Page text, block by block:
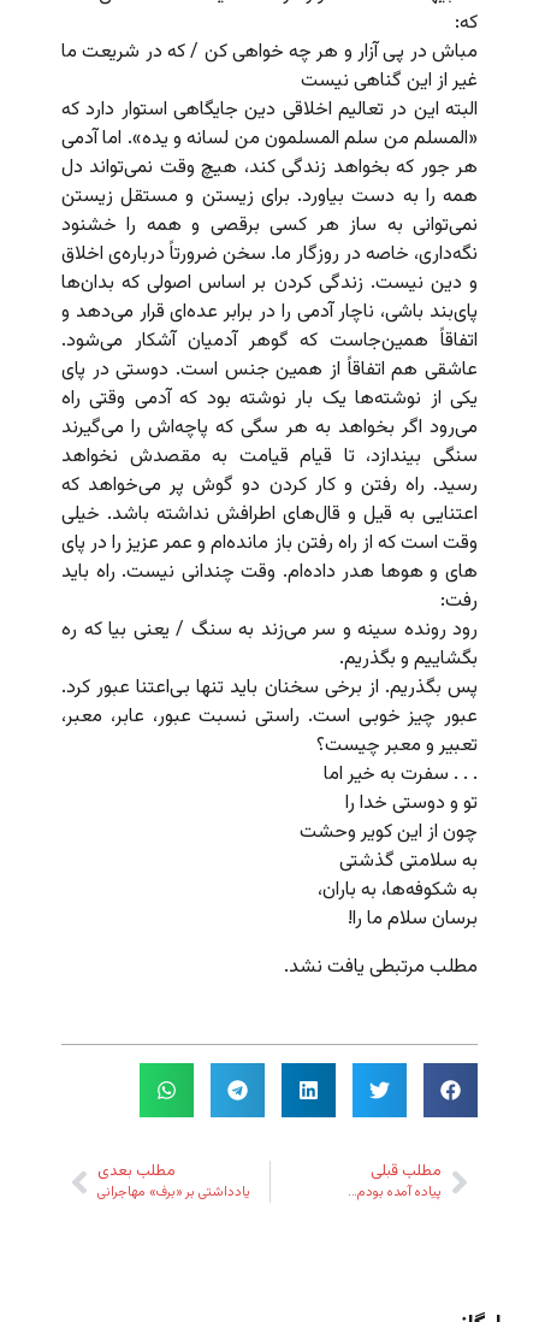
که:
مباش در پی آزار و هر چه خواهی کن / که در شریعت ما
غیر از این گناهی نیست
البته این در تعالیم اخلاقی دین جایگاهی استوار دارد که
«المسلم من سلم المسلمون من لسانه‌ و یده». اما آدمی
هر جور که بخواهد زندگی کند، هیچ وقت نمی‌تواند دل
همه را به دست بیاورد. برای زیستن و مستقل زیستن
نمی‌توانی به ساز هر کسی برقصی و همه را خشنود
نگه‌داری، خاصه در روزگار ما. سخن ضرورتاً درباره‌ی اخلاق
و دین نیست. زندگی کردن بر اساس اصولی که بدان‌ها
پای‌بند باشی، ناچار آدمی را در برابر عده‌ای قرار می‌دهد و
اتفاقاً همین‌جاست که گوهر آدمیان آشکار می‌شود.
عاشقی هم اتفاقاً از همین جنس است. دوستی در پای
یکی از نوشته‌ها یک بار نوشته بود که آدمی وقتی راه
می‌رود اگر بخواهد به هر سگی که پاچه‌اش را می‌گیرند
سنگی بیندازد، تا قیام قیامت به مقصدش نخواهد
رسید. راه رفتن و کار کردن دو گوش پر می‌خواهد که
اعتنایی به قیل و قال‌های اطرافش نداشته باشد. خیلی
وقت است که از راه رفتن باز مانده‌ام و عمر عزیز را در پای
های و هوها هدر داده‌ام. وقت چندانی نیست. راه باید
رفت:
رود رونده سینه و سر می‌زند به سنگ / یعنی بیا که ره
بگشاییم و بگذریم.
پس بگذریم. از برخی سخنان باید تنها بی‌اعتنا عبور کرد.
عبور چیز خوبی است. راستی نسبت عبور، عابر، معبر،
تعبیر و معبر چیست؟
. . . سفرت به خیر اما
تو و دوستی خدا را
چون از این کویر وحشت
به سلامتی گذشتی
به شکوفه‌ها، به باران،
برسان سلام ما را!
مطلب مرتبطی یافت نشد.
مطلب قبلی
پیاده آمده بودم…
مطلب بعدی
یادداشتی بر «برف» مهاجرانی